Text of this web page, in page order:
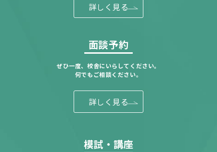
詳しく見る
面談予約
ぜひ一度、校舎にいらしてください。
何でもご相談ください。
詳しく見る
模試・講座